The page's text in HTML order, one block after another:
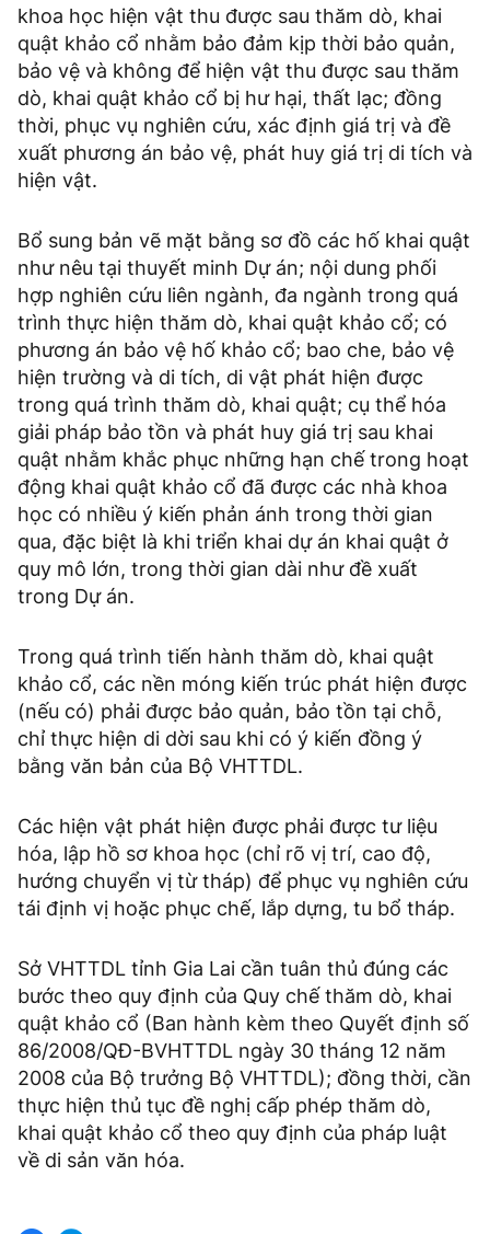
khoa học hiện vật thu được sau thăm dò, khai
quật khảo cổ nhằm bảo đảm kịp thời bảo quản,
bảo vệ và không để hiện vật thu được sau thăm
dò, khai quật khảo cổ bị hư hại, thất lạc; đồng
thời, phục vụ nghiên cứu, xác định giá trị và đề
xuất phương án bảo vệ, phát huy giá trị di tích và
hiện vật.
Bổ sung bản vẽ mặt bằng sơ đồ các hố khai quật
như nêu tại thuyết minh Dự án; nội dung phối
hợp nghiên cứu liên ngành, đa ngành trong quá
trình thực hiện thăm dò, khai quật khảo cổ; có
phương án bảo vệ hố khảo cổ; bao che, bảo vệ
hiện trường và di tích, di vật phát hiện được
trong quá trình thăm dò, khai quật; cụ thể hóa
giải pháp bảo tồn và phát huy giá trị sau khai
quật nhằm khắc phục những hạn chế trong hoạt
động khai quật khảo cổ đã được các nhà khoa
học có nhiều ý kiến phản ánh trong thời gian
qua, đặc biệt là khi triển khai dự án khai quật ở
quy mô lớn, trong thời gian dài như đề xuất
trong Dự án.
Trong quá trình tiến hành thăm dò, khai quật
khảo cổ, các nền móng kiến trúc phát hiện được
(nếu có) phải được bảo quản, bảo tồn tại chỗ,
chỉ thực hiện di dời sau khi có ý kiến đồng ý
bằng văn bản của Bộ VHTTDL.
Các hiện vật phát hiện được phải được tư liệu
hóa, lập hồ sơ khoa học (chỉ rõ vị trí, cao độ,
hướng chuyển vị từ tháp) để phục vụ nghiên cứu
tái định vị hoặc phục chế, lắp dựng, tu bổ tháp.
Sở VHTTDL tỉnh Gia Lai cần tuân thủ đúng các
bước theo quy định của Quy chế thăm dò, khai
quật khảo cổ (Ban hành kèm theo Quyết định số
86/2008/QĐ-BVHTTDL ngày 30 tháng 12 năm
2008 của Bộ trưởng Bộ VHTTDL); đồng thời, cần
thực hiện thủ tục đề nghị cấp phép thăm dò,
khai quật khảo cổ theo quy định của pháp luật
về di sản văn hóa.